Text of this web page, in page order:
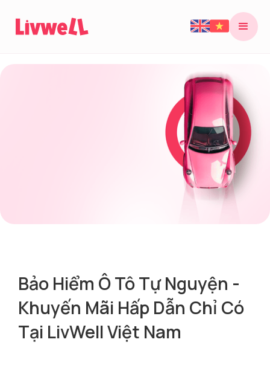
Bảo Hiểm Ô Tô Tự Nguyện -
Khuyến Mãi Hấp Dẫn Chỉ Có
Tại LivWell Việt Nam